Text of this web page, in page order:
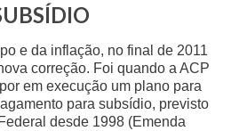
e da inflação, no final de 2011
correção. Foi quando a ACP
em execução um plano para
para subsídio, previsto
desde 1998 (Emenda